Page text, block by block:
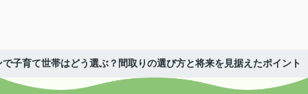
子育て世帯はどう選ぶ？間取りの選び方と将来を見据えたポイント